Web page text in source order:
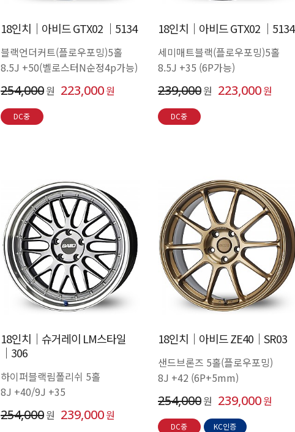
18인치│아비드 GTX02 │5134
블랙언더커트(플로우포밍)5홀
8.5J +50(벨로스터N순정4p가능)
254,000원 223,000원
DC중
18인치│아비드 GTX02 │5134
세미매트블랙(플로우포밍)5홀
8.5J +35 (6P가능)
239,000원 223,000원
DC중
18인치│슈거레이 LM스타일
│306
하이퍼블랙림폴리쉬 5홀
8J +40/9J +35
254,000원 239,000원
18인치│아비드 ZE40│SR03
샌드브론즈 5홀(플로우포밍)
8J +42 (6P+5mm)
254,000원 239,000원
DC중 KC인증